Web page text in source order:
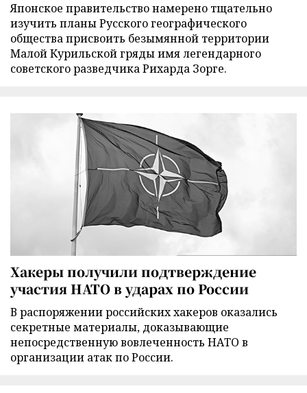
Японское правительство намерено тщательно
изучить планы Русского географического
общества присвоить безымянной территории
Малой Курильской гряды имя легендарного
советского разведчика Рихарда Зорге.
Хакеры получили подтверждение
участия НАТО в ударах по России
В распоряжении российских хакеров оказались
секретные материалы, доказывающие
непосредственную вовлеченность НАТО в
организации атак по России.